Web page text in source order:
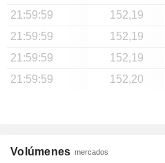
Volúmenes mercados
21:59:59
152,19
21:59:59
152,19
21:59:59
152,19
21:59:59
152,20